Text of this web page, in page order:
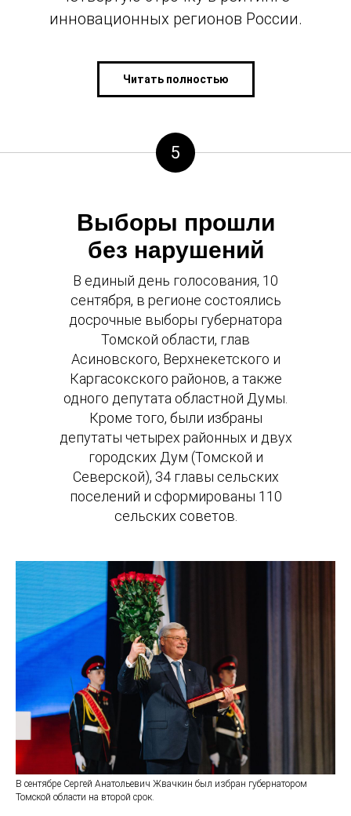
инновационных регионов России.
Читать полностью
5
Выборы прошли
без нарушений
В единый день голосования, 10
сентября, в регионе состоялись
досрочные выборы губернатора
Томской области, глав
Асиновского, Верхнекетского и
Каргасокского районов, а также
одного депутата областной Думы.
Кроме того, были избраны
депутаты четырех районных и двух
городских Дум (Томской и
Северской), 34 главы сельских
поселений и сформированы 110
сельских советов.
В сентябре Сергей Анатольевич Жвачкин был избран губернатором
Томской области на второй срок.